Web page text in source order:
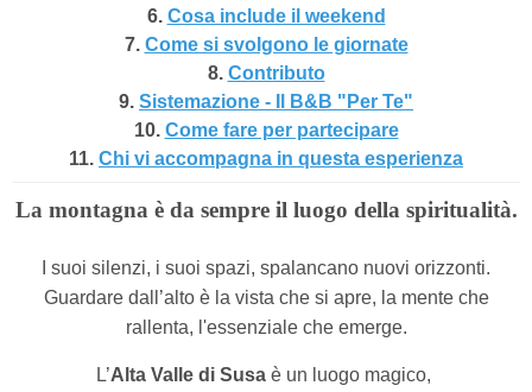
6. Cosa include il weekend
7. Come si svolgono le giornate
8. Contributo
9. Sistemazione - Il B&B "Per Te"
10. Come fare per partecipare
11. Chi vi accompagna in questa esperienza
La montagna è da sempre il luogo della spiritualità.
I suoi silenzi, i suoi spazi, spalancano nuovi orizzonti.
Guardare dall’alto è la vista che si apre, la mente che
rallenta, l'essenziale che emerge.
L’Alta Valle di Susa è un luogo magico,